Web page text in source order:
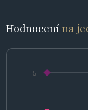
Hodnocenína
5